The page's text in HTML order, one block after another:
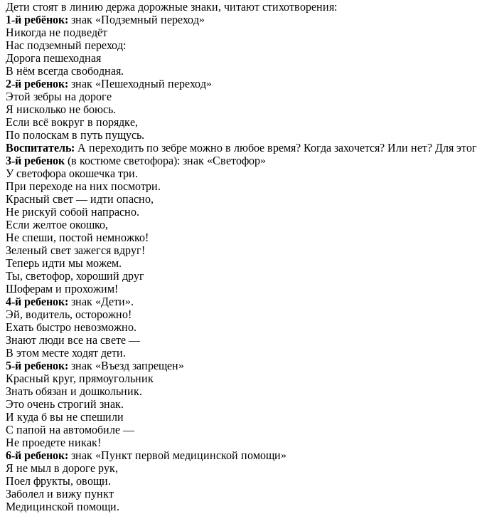
Дети стоят в линию держа дорожные знаки, читают стихотворения:
1-й ребёнок: знак «Подземный переход»
Никогда не подведёт
Нас подземный переход:
Дорога пешеходная
В нём всегда свободная.
2-й ребенок: знак «Пешеходный переход»
Этой зебры на дороге
Я нисколько не боюсь.
Если всё вокруг в порядке,
По полоскам в путь пущусь.
Воспитатель: А переходить по зебре можно в любое время? Когда захочется? Или нет? Для
3-й ребенок (в костюме светофора): знак «Светофор»
У светофора окошечка три.
При переходе на них посмотри.
Красный свет — идти опасно,
Не рискуй собой напрасно.
Если желтое окошко,
Не спеши, постой немножко!
Зеленый свет зажегся вдруг!
Теперь идти мы можем.
Ты, светофор, хороший друг
Шоферам и прохожим!
4-й ребенок: знак «Дети».
Эй, водитель, осторожно!
Ехать быстро невозможно.
Знают люди все на свете —
В этом месте ходят дети.
5-й ребенок: знак «Въезд запрещен»
Красный круг, прямоугольник
Знать обязан и дошкольник.
Это очень строгий знак.
И куда б вы не спешили
С папой на автомобиле —
Не проедете никак!
6-й ребенок: знак «Пункт первой медицинской помощи»
Я не мыл в дороге рук,
Поел фрукты, овощи.
Заболел и вижу пункт
Медицинской помощи.